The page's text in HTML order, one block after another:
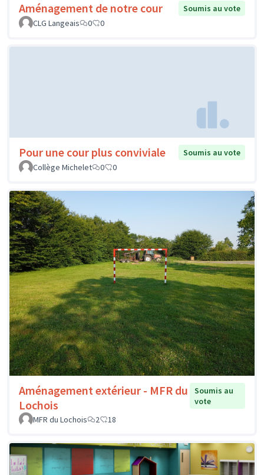
Aménagement de notre cour
Soumis au vote
CLG Langeais
0 0
Pour une cour plus conviviale
Soumis au vote
Collège Michelet
0 0
Aménagement extérieur - MFR du
Lochois
Soumis au
vote
MFR du Lochois
2 18